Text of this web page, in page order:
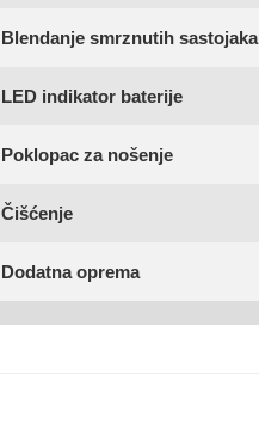
Blendanje smrznutih sastojaka
LED indikator baterije
Poklopac za nošenje
Čišćenje
Dodatna oprema